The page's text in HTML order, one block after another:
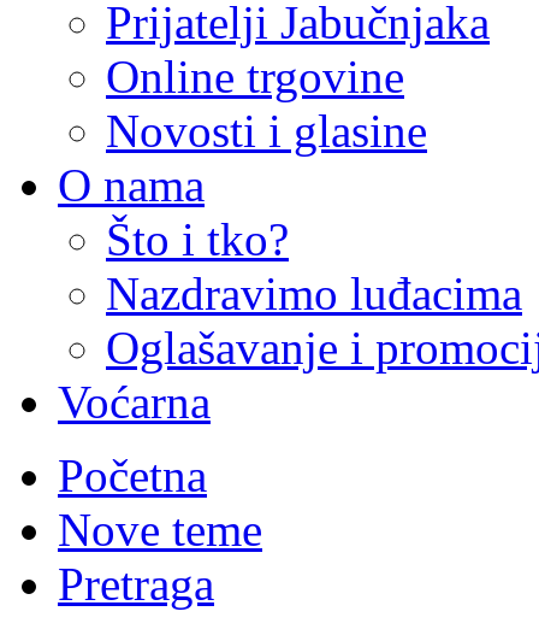
Prijatelji Jabučnjaka
Online trgovine
Novosti i glasine
O nama
Što i tko?
Nazdravimo luđacima
Oglašavanje i
Voćarna
Početna
Nove teme
Pretraga